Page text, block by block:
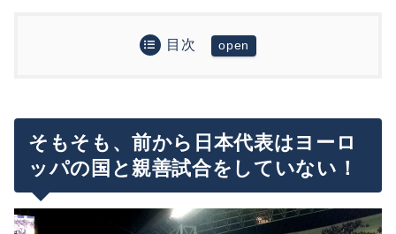
目次
では、ネーションズリーグの時期はヨーロッパのチ
ームと試合できないのか？
ネーションズリーグによる日本代表への「メリッ
そもそも、前から日本代表はヨーロ
ッパの国と親善試合をしていない！